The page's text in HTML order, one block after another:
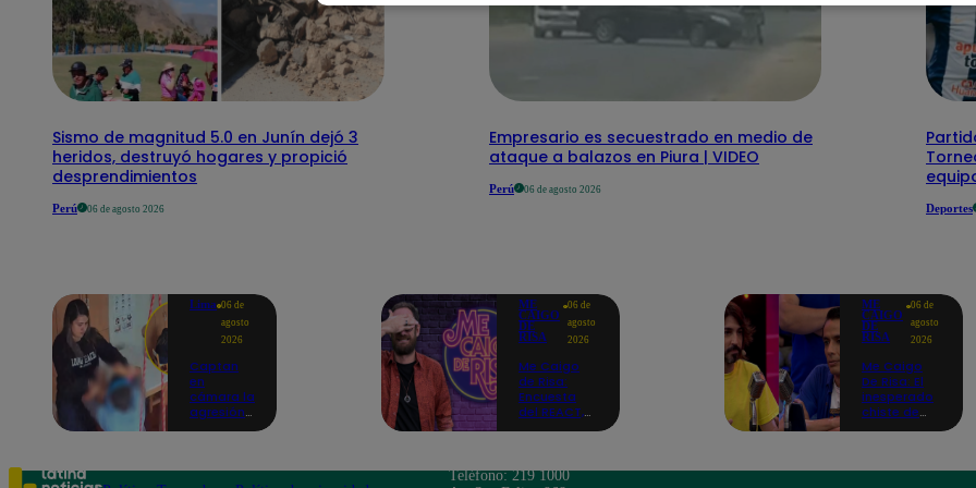
Sismo de magnitud 5.0 en Junín dejó 3
heridos, destruyó hogares y propició
desprendimientos
Perú 06 de agosto 2026
Empresario es secuestrado en medio de
ataque a balazos en Piura | VIDEO
Perú 06 de agosto 2026
Deportes
Lima 06 de
agosto
2026
Captan
en
cámara la
agresión
niño con
ME
CAIGO
DE
RISA
06 de
agosto
2026
Me Caigo
de Risa:
Encuesta
del REACT,
ME
CAIGO
DE
RISA
06 de
agosto
2026
Me Caigo
De Risa: El
inesperado
chiste de
hizo
Teléfono: 219 1000